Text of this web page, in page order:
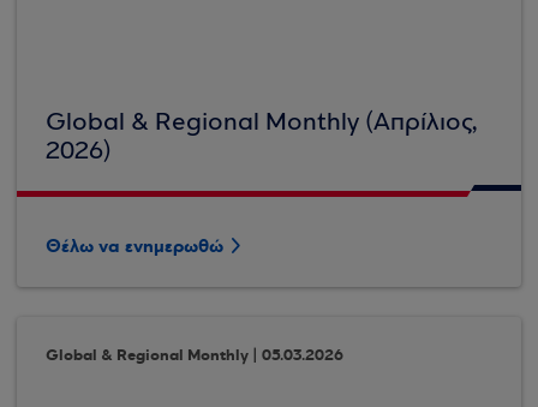
Global & Regional Monthly (Απρίλιος,
2026)
Θέλω να ενημερωθώ
Global & Regional Monthly | 05.03.2026